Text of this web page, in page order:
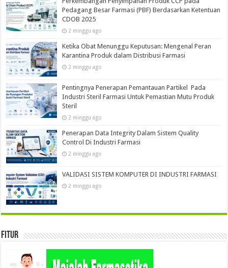
Pedagang Besar Farmasi (PBF) Berdasarkan Ketentuan
CDOB 2025
2 minggu ago
Ketika Obat Menunggu Keputusan: Mengenal Peran
Karantina Produk dalam Distribusi Farmasi
2 minggu ago
Pentingnya Penerapan Pemantauan Partikel Pada
Industri Steril Farmasi Untuk Pemastian Mutu Produk
Steril
2 minggu ago
Penerapan Data Integrity Dalam Sistem Quality
Control Di Industri Farmasi
2 minggu ago
VALIDASI SISTEM KOMPUTER DI INDUSTRI FARMASI
2 minggu ago
Fitur